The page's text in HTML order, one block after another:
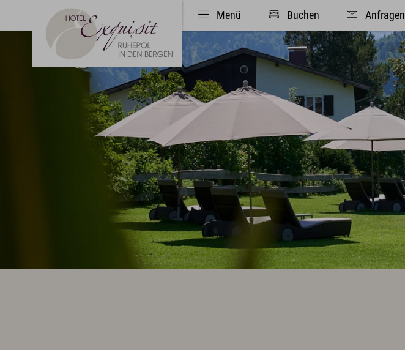
Menü Buchen Anfragen
Hotel & Ruhepol
Einzigartige Lage
Philosophie & Architektur
Das Exquisit-Team
Bilder & Impressionen
Hotelbewertungen
Zimmer & Angebote
Bestpreisgarantie
Zimmer, Suiten & Preise
Exquisite Angebote
Inklusivleistungen
Allgäu Walser Pass Premium
Exquisit Business - Tagen & Feiern
Golf mit Ausblick
Kunst & Kultur
Eventkalender